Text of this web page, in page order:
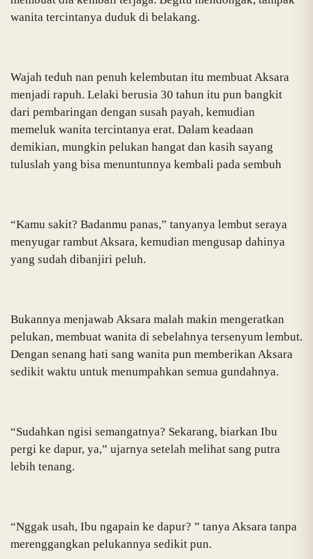
wanita tercintanya duduk di belakang.
Wajah teduh nan penuh kelembutan itu membuat Aksara
menjadi rapuh. Lelaki berusia 30 tahun itu pun bangkit
dari pembaringan dengan susah payah, kemudian
memeluk wanita tercintanya erat. Dalam keadaan
demikian, mungkin pelukan hangat dan kasih sayang
tuluslah yang bisa menuntunnya kembali pada sembuh
“Kamu sakit? Badanmu panas,” tanyanya lembut seraya
menyugar rambut Aksara, kemudian mengusap dahinya
yang sudah dibanjiri peluh.
Bukannya menjawab Aksara malah makin mengeratkan
pelukan, membuat wanita di sebelahnya tersenyum lembut.
Dengan senang hati sang wanita pun memberikan Aksara
sedikit waktu untuk menumpahkan semua gundahnya.
“Sudahkan ngisi semangatnya? Sekarang, biarkan Ibu
pergi ke dapur, ya,” ujarnya setelah melihat sang putra
lebih tenang.
“Nggak usah, Ibu ngapain ke dapur? ” tanya Aksara tanpa
merenggangkan pelukannya sedikit pun.